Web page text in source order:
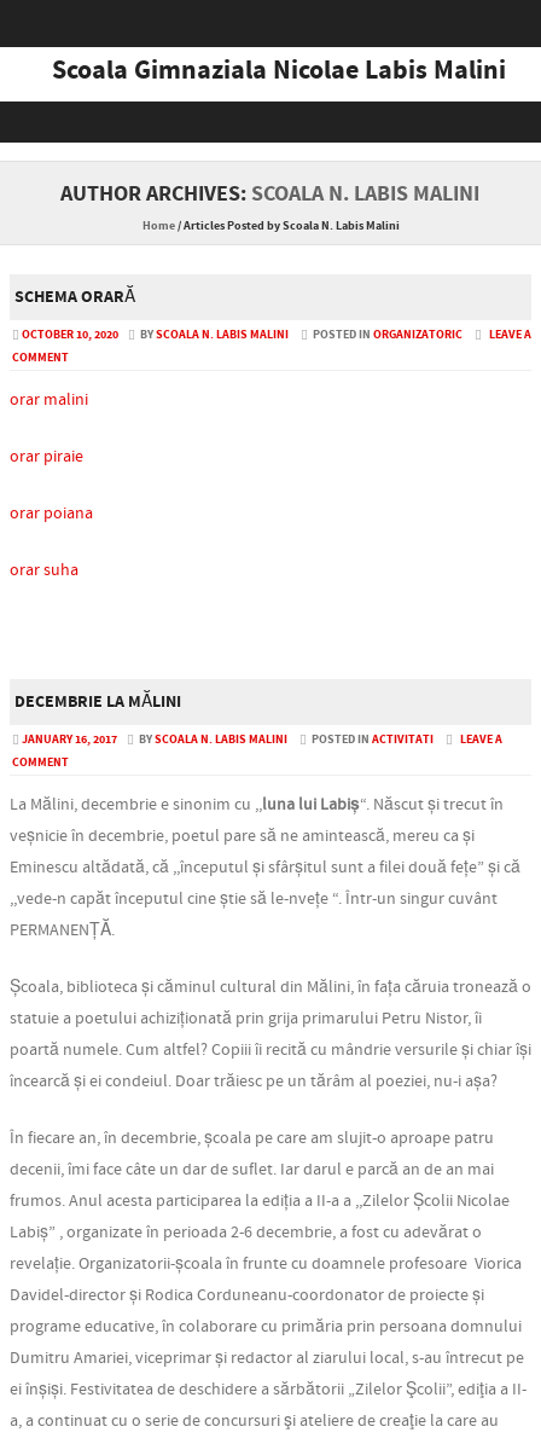
Scoala Gimnaziala Nicolae Labis Malini
Skip to content
AUTHOR ARCHIVES: SCOALA N. LABIS MALINI
Home/Articles Posted by Scoala N. Labis Malini
SCHEMA ORARĂ
OCTOBER 10, 2020 BYSCOALA N. LABIS MALINI POSTED IN ORGANIZATORIC
LEAVE A
COMMENT
orar malini
orar piraie
orar poiana
orar suha
DECEMBRIE LA MĂLINI
JANUARY 16, 2017 BYSCOALA N. LABIS MALINI POSTED IN ACTIVITATI
LEAVE A
COMMENT
La Mălini, decembrie e sinonim cu ,,luna lui Labiș“. Născut și trecut în
veșnicie în decembrie, poetul pare să ne amintească, mereu ca și
Eminescu altădată, că ,,începutul și sfârșitul sunt a filei două fețe” și că
,,vede-n capăt începutul cine știe să le-nvețe “. Într-un singur cuvânt
PERMANENȚĂ.
Școala, biblioteca și căminul cultural din Mălini, în fața căruia tronează o
statuie a poetului achiziționată prin grija primarului Petru Nistor, îi
poartă numele. Cum altfel? Copiii îi recită cu mândrie versurile și chiar își
încearcă și ei condeiul. Doar trăiesc pe un tărâm al poeziei, nu-i așa?
În fiecare an, în decembrie, școala pe care am slujit-o aproape patru
decenii, îmi face câte un dar de suflet. Iar darul e parcă an de an mai
frumos. Anul acesta participarea la ediția a II-a a ,,Zilelor Școlii Nicolae
Labiș” , organizate în perioada 2-6 decembrie, a fost cu adevărat o
revelație. Organizatorii-școala în frunte cu doamnele profesoare Viorica
Davidel-director și Rodica Corduneanu-coordonator de proiecte și
programe educative, în colaborare cu primăria prin persoana domnului
Dumitru Amariei, viceprimar și redactor al ziarului local, s-au întrecut pe
ei înșiși. Festivitatea de deschidere a sărbătorii „Zilelor Şcolii”, ediţia a II-
a, a continuat cu o serie de concursuri şi ateliere de creaţie la care au